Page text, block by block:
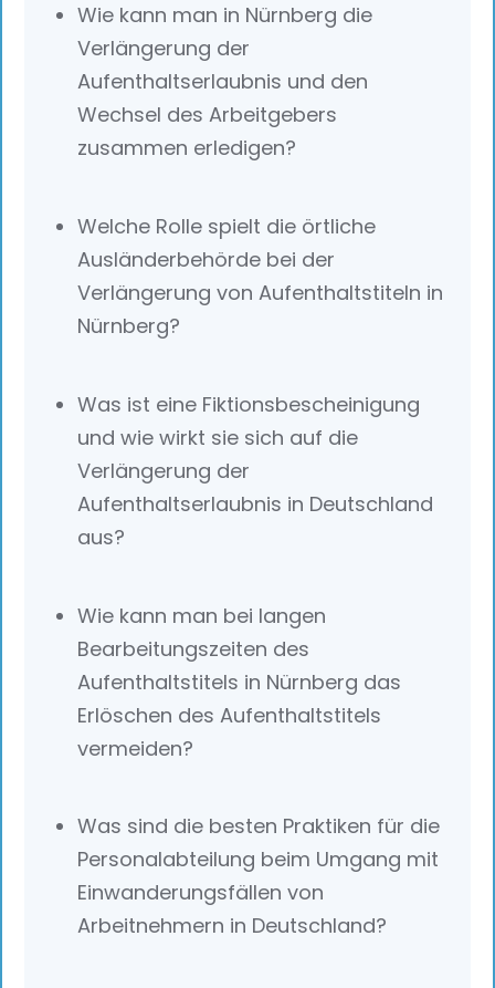
Wie kann man in Nürnberg die
Verlängerung der
Aufenthaltserlaubnis und den
Wechsel des Arbeitgebers
zusammen erledigen?
Welche Rolle spielt die örtliche
Ausländerbehörde bei der
Verlängerung von Aufenthaltstiteln in
Nürnberg?
Was ist eine Fiktionsbescheinigung
und wie wirkt sie sich auf die
Verlängerung der
Aufenthaltserlaubnis in Deutschland
aus?
Wie kann man bei langen
Bearbeitungszeiten des
Aufenthaltstitels in Nürnberg das
Erlöschen des Aufenthaltstitels
vermeiden?
Was sind die besten Praktiken für die
Personalabteilung beim Umgang mit
Einwanderungsfällen von
Arbeitnehmern in Deutschland?